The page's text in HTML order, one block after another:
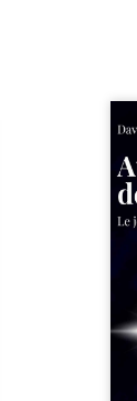
Né
la
ses
prix
les